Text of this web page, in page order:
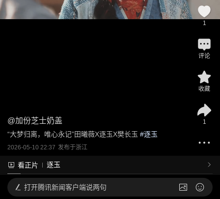
@加份芝士奶盖
“大梦归离，唯心永记”田曦薇X逐玉X樊长玉 #逐玉
2026-05-10 22:37 发布于浙江
看正片 逐玉
1
评论
收藏
1
打开腾讯新闻客户端说两句